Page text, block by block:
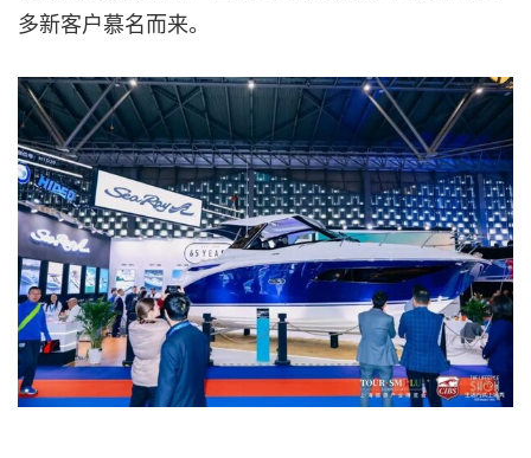
多新客户慕名而来。